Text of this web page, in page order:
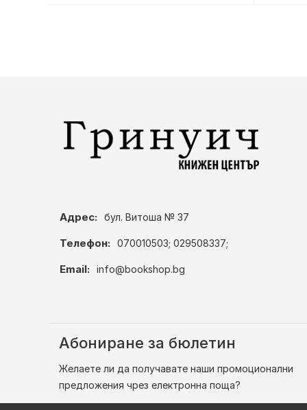
Адрес: бул. Витоша № 37
Телефон: 070010503; 029508337;
Email: info@bookshop.bg
Абониране за бюлетин
Желаете ли да получавате наши промоционални
предложения чрез електронна поща?